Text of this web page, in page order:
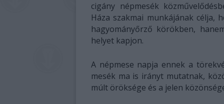
cigány népmesék
Háza szakmai munkájának célja,
hagyományőrző körökben,
helyet kapjon.
A népmese napja ennek a
mesék ma is irányt mutatnak,
múlt öröksége és a jelen